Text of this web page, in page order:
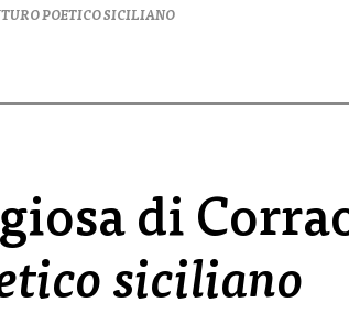
POETICO SICILIANO
di
siciliano